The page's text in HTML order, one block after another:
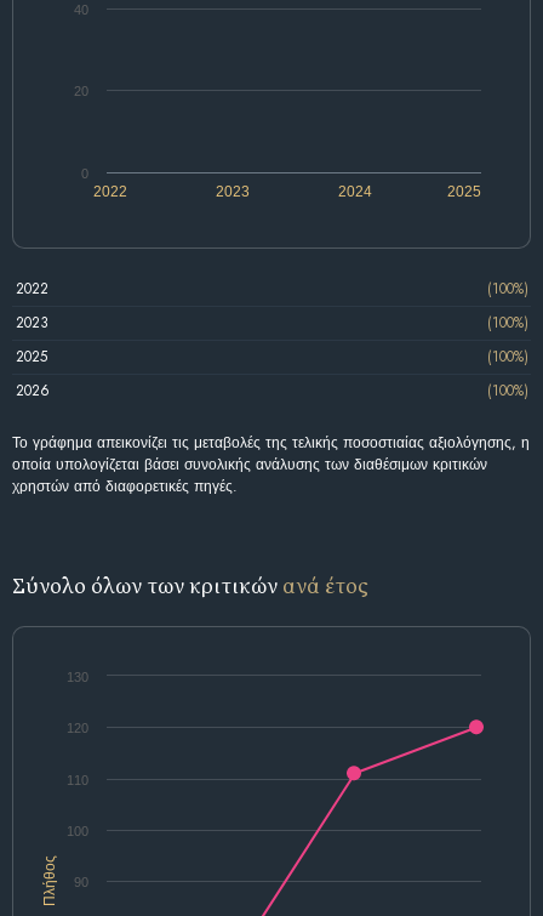
2022 2024
2023 2025
0
20
40
2022
(100%)
2023
(100%)
2025
(100%)
2026
(100%)
Το γράφημα απεικονίζει τις μεταβολές της τελικής ποσοστιαίας αξιολόγησης, η
οποία υπολογίζεται βάσει συνολικής ανάλυσης των διαθέσιμων κριτικών
χρηστών από διαφορετικές πηγές.
Σύνολο όλων των κριτικών ανά έτος
Πλήθος 90
100
110
120
130